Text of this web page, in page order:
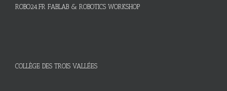
ROBO24.FR FABLAB & ROBOTICS WORKSHOP
COLLÈGE DES TROIS VALLÉES